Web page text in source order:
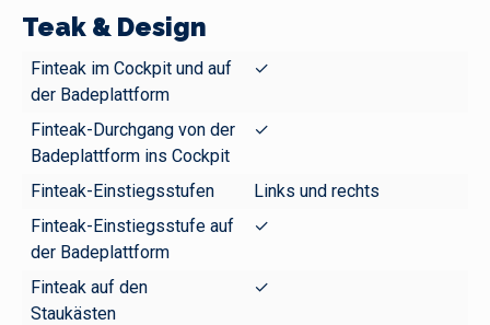
Teak & Design
Finteak im Cockpit und auf
der Badeplattform
✓
Finteak-Durchgang von der
Badeplattform ins Cockpit
✓
Finteak-Einstiegsstufen
Links und rechts
Finteak-Einstiegsstufe auf
der Badeplattform
✓
Finteak auf den
Staukästen
✓